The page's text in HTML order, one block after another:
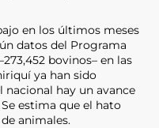
en los últimos meses
datos del Programa
bovinos– en las
ya han sido
nacional hay un avance
Se estima que el hato
animales.